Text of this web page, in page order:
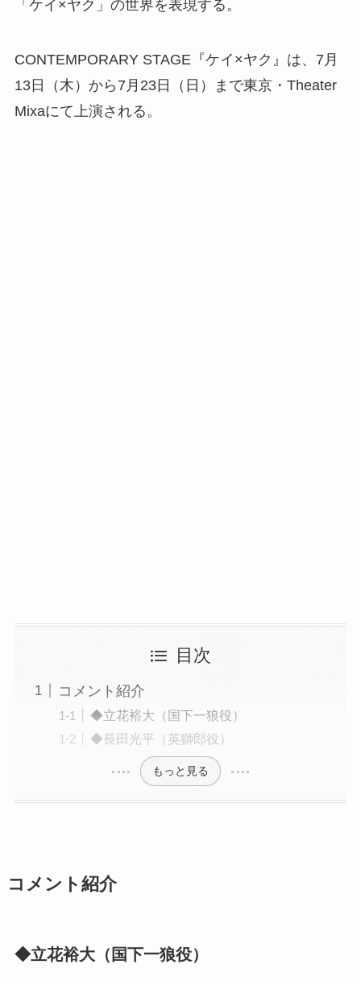
「ケイ×ヤク」の世界を表現する。
CONTEMPORARY STAGE『ケイ×ヤク』は、7月
13日（木）から7月23日（日）まで東京・Theater
Mixaにて上演される。
目次
コメント紹介
◆立花裕大（国下一狼役）
◆長田光平（英獅郎役）
もっと見る
コメント紹介
◆立花裕大（国下一狼役）